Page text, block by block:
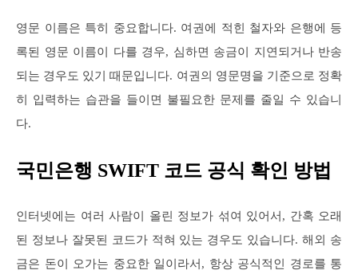
영문 이름은 특히 중요합니다. 여권에 적힌 철자와 은행에 등
록된 영문 이름이 다를 경우, 심하면 송금이 지연되거나 반송
되는 경우도 있기 때문입니다. 여권의 영문명을 기준으로 정확
히 입력하는 습관을 들이면 불필요한 문제를 줄일 수 있습니
다.
국민은행 SWIFT 코드 공식 확인 방법
인터넷에는 여러 사람이 올린 정보가 섞여 있어서, 간혹 오래
된 정보나 잘못된 코드가 적혀 있는 경우도 있습니다. 해외 송
금은 돈이 오가는 중요한 일이라서, 항상 공식적인 경로를 통